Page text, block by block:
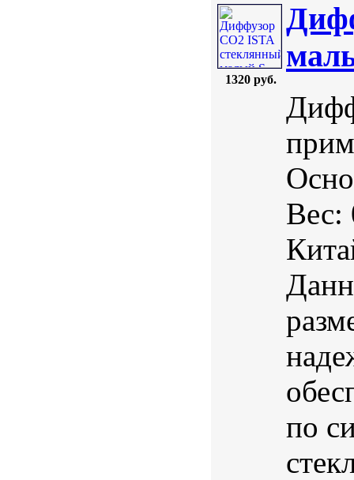
1320 руб.
Вес:
по